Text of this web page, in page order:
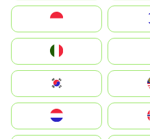
South Korea